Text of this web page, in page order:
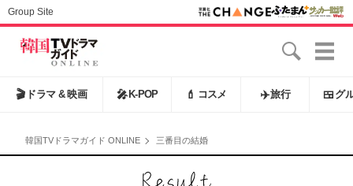
Group Site
🎬 ドラマ & 映画 🎤 K-POP 💄 コスメ ✈️旅行 🍱 グ
韓国TVドラマガイド ONLINE 三番目の結婚